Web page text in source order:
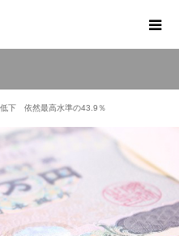
低下 依然最高水準の43.9％